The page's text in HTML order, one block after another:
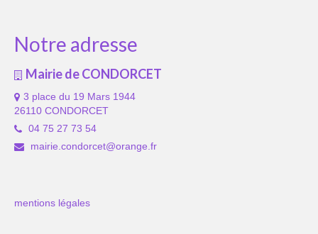
Notre adresse
Mairie de CONDORCET
3 place du 19 Mars 1944
26110 CONDORCET
04 75 27 73 54
mairie.condorcet@orange.fr
mentions légales